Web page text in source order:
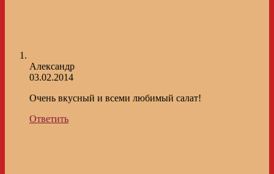
Александр
03.02.2014
Очень вкусный и всеми любимый салат!
Ответить